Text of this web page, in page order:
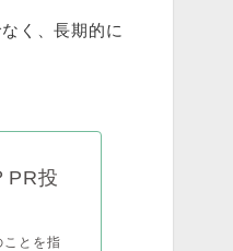
く、長期的に
PR投
ことを指